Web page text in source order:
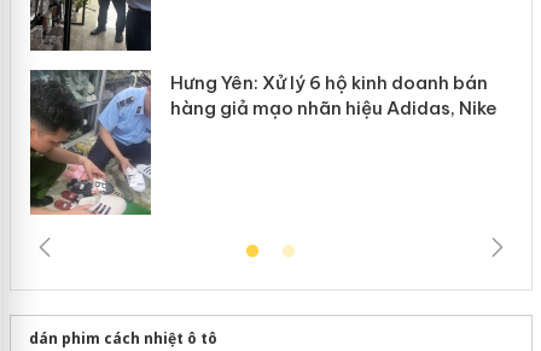
Hưng Yên: Xử lý 6 hộ kinh doanh bán
hàng giả mạo nhãn hiệu Adidas, Nike
dán phim cách nhiệt ô tô